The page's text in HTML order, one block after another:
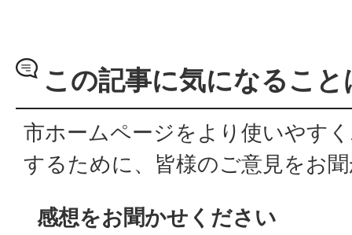
この記事に気になるこ
市ホームページをより使いやす
するために、皆様のご意見をお
感想をお聞かせください